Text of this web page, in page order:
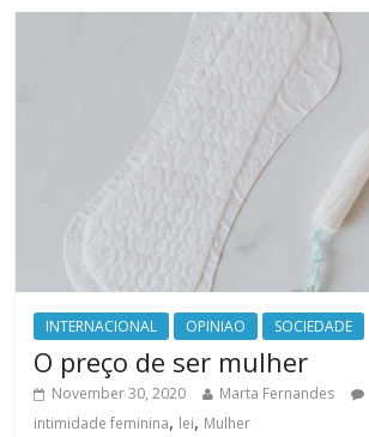
INTERNACIONAL OPINIAO SOCIEDADE
O preço de ser mulher
November 30, 2020 Marta Fernandes
intimidade feminina, lei, Mulher